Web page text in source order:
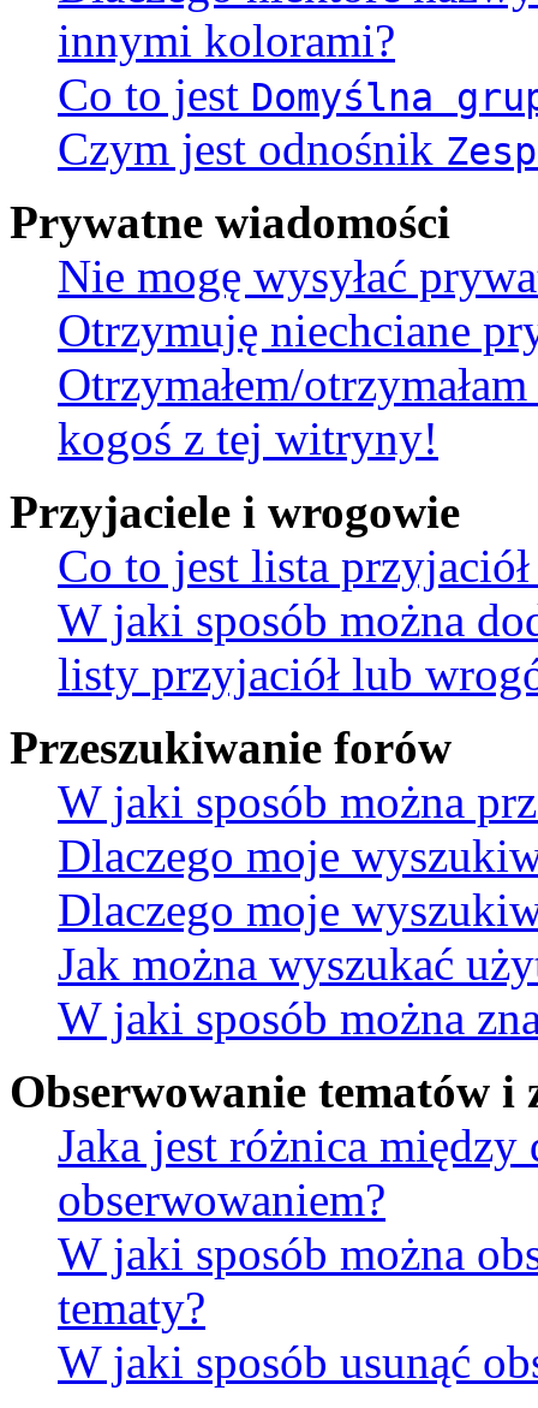
innymi kolorami?
Co to jest Domyślna
Czym jest odnośnik
Prywatne wiadomości
Nie mogę wysyłać
Otrzymuję niechciane
Otrzymałem/
kogoś z tej witryny!
Przyjaciele i wrogowie
Co to jest lista
W jaki sposób można
listy przyjaciół lub
Przeszukiwanie forów
W jaki sposób można
Dlaczego moje
Dlaczego moje
Jak można wyszukać
W jaki sposób można
Obserwowanie tematów i
Jaka jest różnica między
obserwowaniem?
W jaki sposób można
tematy?
W jaki sposób usunąć